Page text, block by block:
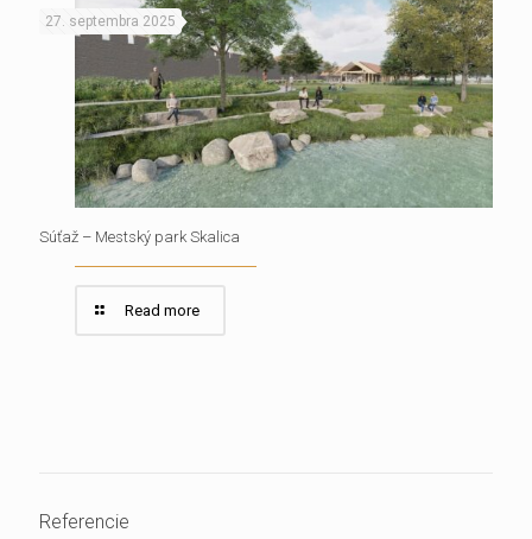
27. septembra 2025
Súťaž – Mestský park Skalica
Read more
Referencie